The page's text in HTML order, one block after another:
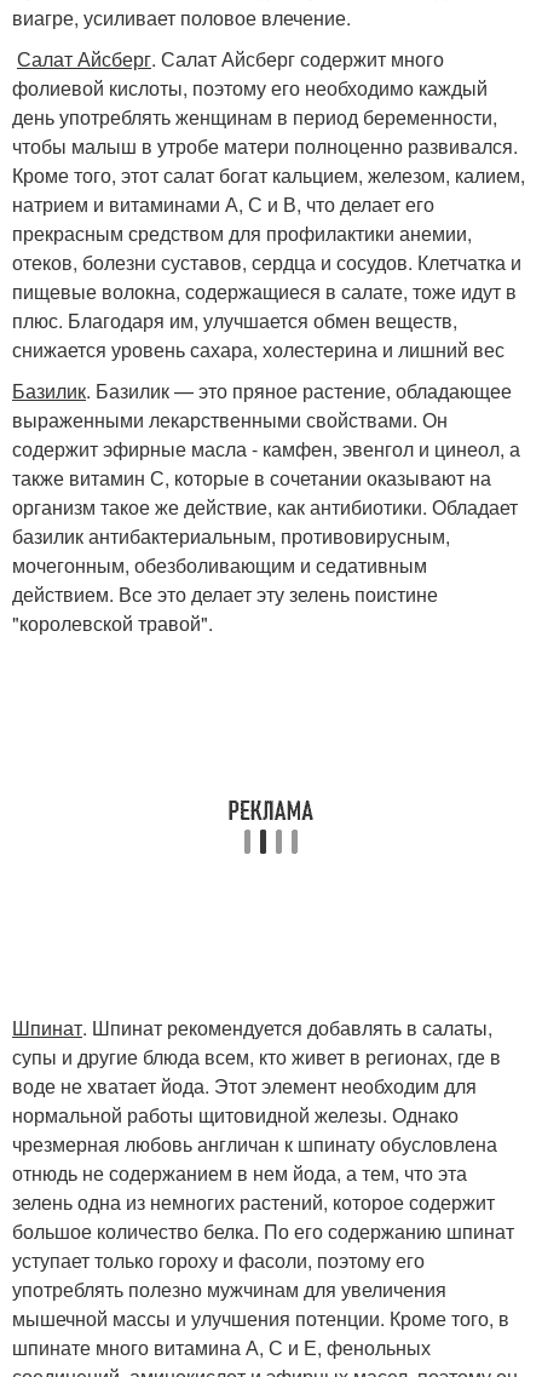
виагре, усиливает половое влечение.
Салат Айсберг. Салат Айсберг содержит много
фолиевой кислоты, поэтому его необходимо каждый
день употреблять женщинам в период беременности,
чтобы малыш в утробе матери полноценно развивался.
Кроме того, этот салат богат кальцием, железом, калием,
натрием и витаминами А, С и В, что делает его
прекрасным средством для профилактики анемии,
отеков, болезни суставов, сердца и сосудов. Клетчатка и
пищевые волокна, содержащиеся в салате, тоже идут в
плюс. Благодаря им, улучшается обмен веществ,
снижается уровень сахара, холестерина и лишний вес
Базилик. Базилик — это пряное растение, обладающее
выраженными лекарственными свойствами. Он
содержит эфирные масла - камфен, эвенгол и цинеол, а
также витамин С, которые в сочетании оказывают на
организм такое же действие, как антибиотики. Обладает
базилик антибактериальным, противовирусным,
мочегонным, обезболивающим и седативным
действием. Все это делает эту зелень поистине
"королевской травой".
Шпинат. Шпинат рекомендуется добавлять в салаты,
супы и другие блюда всем, кто живет в регионах, где в
воде не хватает йода. Этот элемент необходим для
нормальной работы щитовидной железы. Однако
чрезмерная любовь англичан к шпинату обусловлена
отнюдь не содержанием в нем йода, а тем, что эта
зелень одна из немногих растений, которое содержит
большое количество белка. По его содержанию шпинат
уступает только гороху и фасоли, поэтому его
употреблять полезно мужчинам для увеличения
мышечной массы и улучшения потенции. Кроме того, в
шпинате много витамина А, С и Е, фенольных